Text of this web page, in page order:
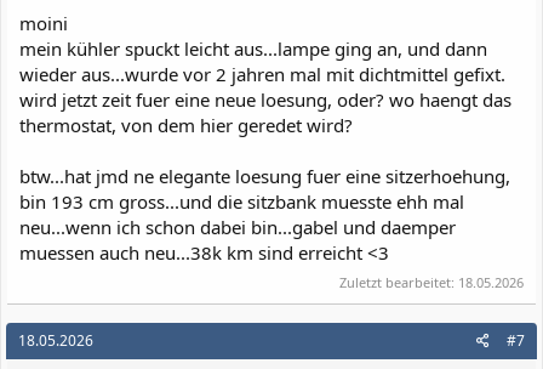
moini
mein kühler spuckt leicht aus...lampe ging an, und dann
wieder aus...wurde vor 2 jahren mal mit dichtmittel gefixt.
wird jetzt zeit fuer eine neue loesung, oder? wo haengt das
thermostat, von dem hier geredet wird?
btw...hat jmd ne elegante loesung fuer eine sitzerhoehung,
bin 193 cm gross...und die sitzbank muesste ehh mal
neu...wenn ich schon dabei bin...gabel und daemper
muessen auch neu...38k km sind erreicht <3
Zuletzt bearbeitet: 18.05.2026
18.05.2026 #7